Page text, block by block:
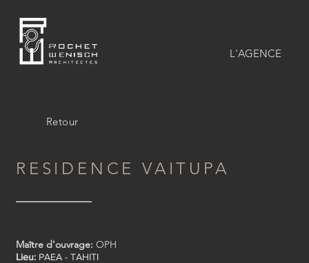
L'AGENCE
Retour
RESIDENCE VAITUPA
Maître d'ouvrage: OPH
Lieu: PAEA - TAHITI